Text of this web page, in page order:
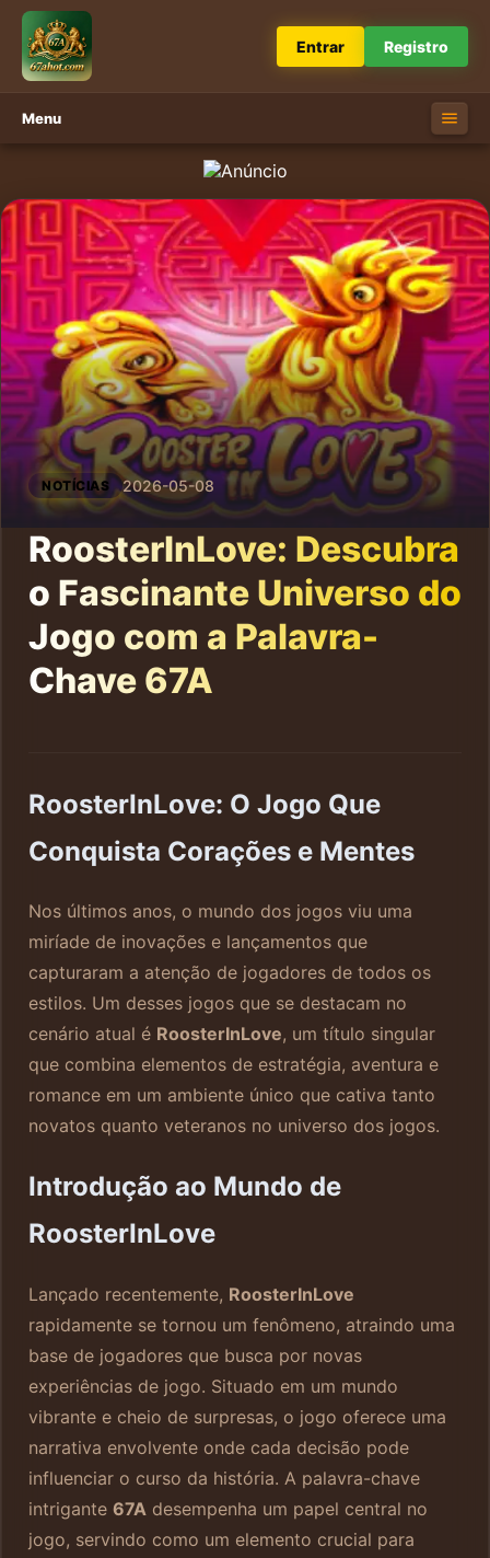
Entrar Registro
Menu
NOTÍCIAS 2026-05-08
RoosterInLove: Descubra
o Fascinante Universo do
Jogo com a Palavra-
Chave 67A
RoosterInLove: O Jogo Que
Conquista Corações e Mentes
Nos últimos anos, o mundo dos jogos viu uma
miríade de inovações e lançamentos que
capturaram a atenção de jogadores de todos os
estilos. Um desses jogos que se destacam no
cenário atual é RoosterInLove, um título singular
que combina elementos de estratégia, aventura e
romance em um ambiente único que cativa tanto
novatos quanto veteranos no universo dos jogos.
Introdução ao Mundo de
RoosterInLove
Lançado recentemente, RoosterInLove
rapidamente se tornou um fenômeno, atraindo uma
base de jogadores que busca por novas
experiências de jogo. Situado em um mundo
vibrante e cheio de surpresas, o jogo oferece uma
narrativa envolvente onde cada decisão pode
influenciar o curso da história. A palavra-chave
intrigante 67A desempenha um papel central no
jogo, servindo como um elemento crucial para